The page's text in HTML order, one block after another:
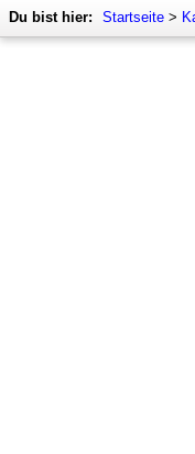
Du bist hier: Startseite >